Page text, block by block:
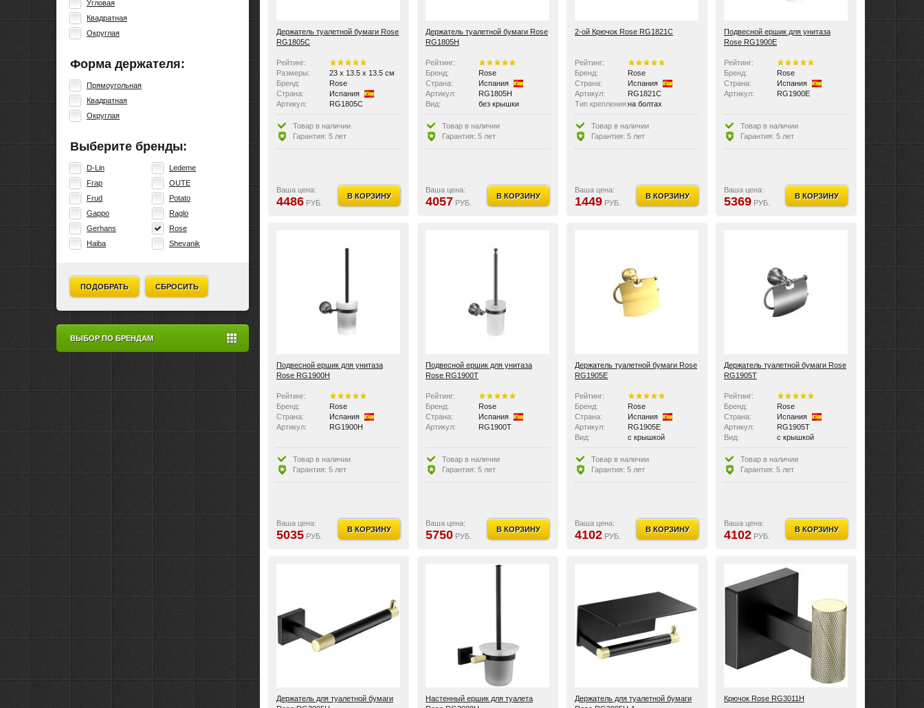
Угловая
Квадратная
Округлая
Форма держателя:
Прямоугольная
Квадратная
Округлая
Выберите бренды:
D-Lin
Frap
Frud
Gappo
Gerhans
Haiba
Ledeme
OUTE
Potato
Raglo
Rose
Shevanik
ПОДОБРАТЬ СБРОСИТЬ
ВЫБОР ПО БРЕНДАМ
Держатель туалетной бумаги Rose
RG1805C
Рейтинг:
Размеры:
23 x 13.5 x 13.5 см
Бренд:
Rose
Страна:
Испания
Артикул:
RG1805C
Вид:
без крышки
Особенности: с полочкой
Товар в наличии
Гарантия: 5 лет
Ваша цена:
4486 РУБ.
В КОРЗИНУ
Держатель туалетной бумаги Rose
RG1805H
Рейтинг:
Бренд:
Rose
Страна:
Испания
Артикул:
RG1805H
Вид:
без крышки
Особенности: с полочкой
Товар в наличии
Гарантия: 5 лет
Ваша цена:
4057 РУБ.
В КОРЗИНУ
2-ой Крючок Rose RG1821C
Рейтинг:
Бренд:
Rose
Страна:
Испания
Артикул:
RG1821C
Тип крепления:на болтах
Материал изделия:латунь
Товар в наличии
Гарантия: 5 лет
Ваша цена:
1449 РУБ.
В КОРЗИНУ
Подвесной ершик для унитаза
Rose RG1900E
Рейтинг:
Бренд:
Rose
Страна:
Испания
Артикул:
RG1900E
Товар в наличии
Гарантия: 5 лет
Ваша цена:
5369 РУБ.
В КОРЗИНУ
Подвесной ершик для унитаза
Rose RG1900H
Рейтинг:
Бренд:
Rose
Страна:
Испания
Артикул:
RG1900H
Товар в наличии
Гарантия: 5 лет
Ваша цена:
5035 РУБ.
В КОРЗИНУ
Подвесной ершик для унитаза
Rose RG1900T
Рейтинг:
Бренд:
Rose
Страна:
Испания
Артикул:
RG1900T
Товар в наличии
Гарантия: 5 лет
Ваша цена:
5750 РУБ.
В КОРЗИНУ
Держатель туалетной бумаги Rose
RG1905E
Рейтинг:
Бренд:
Rose
Страна:
Испания
Артикул:
RG1905E
Вид:
с крышкой
Товар в наличии
Гарантия: 5 лет
Ваша цена:
4102 РУБ.
В КОРЗИНУ
Держатель туалетной бумаги Rose
RG1905T
Рейтинг:
Бренд:
Rose
Страна:
Испания
Артикул:
RG1905T
Вид:
с крышкой
Товар в наличии
Гарантия: 5 лет
Ваша цена:
4102 РУБ.
В КОРЗИНУ
Держатель для туалетной бумаги
Настенный ершик для туалета
Держатель для туалетной бумаги
Крючок Rose RG3011H